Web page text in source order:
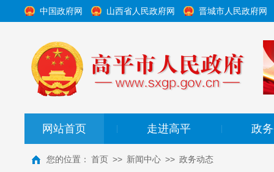
中国政府网 山西省人民政府网 晋城市人民政府网
网站首页 走进高平 政
您的位置： 首页 >> 新闻中心 >> 政务动态